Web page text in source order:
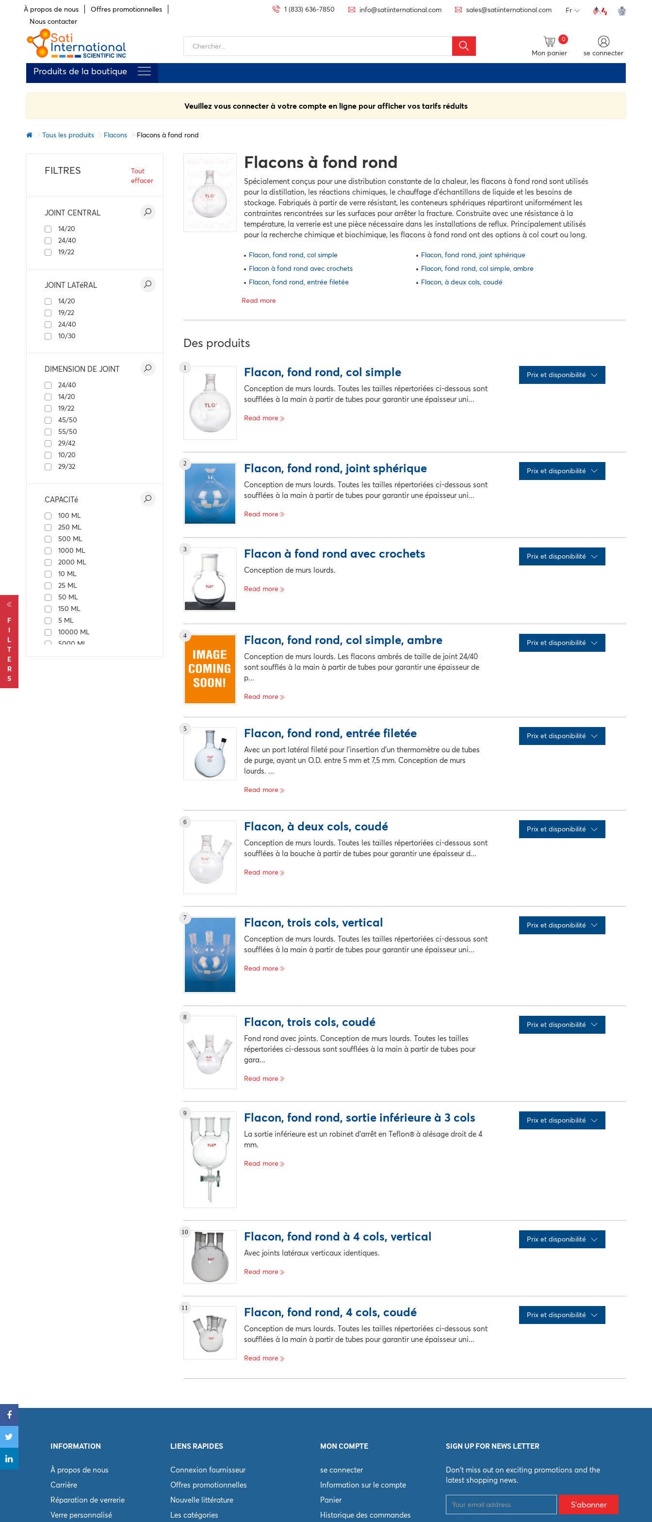
À propos de nous
Offres promotionnelles
Nous contacter
1 (833) 636-7850 info@satiinternational.com sales@satiinternational.com Fr
Mon panier
0
se connecter
Produits de la boutique
Veuillez vous connecter à votre compte en ligne pour afficher vos tarifs réduits
Tous les produits Flacons Flacons à fond rond
F
I
L
T
E
R
S
FILTRES
Tout
effacer
JOINT CENTRAL
14/20
24/40
19/22
JOINT LATéRAL
14/20
19/22
24/40
10/30
DIMENSION DE JOINT
24/40
14/20
19/22
45/50
55/50
29/42
10/20
29/32
CAPACITé
100 ML
250 ML
500 ML
1000 ML
2000 ML
10 ML
25 ML
50 ML
150 ML
5 ML
10000 ML
5000 ML
Flacons à fond rond
Spécialement conçus pour une distribution constante de la chaleur, les flacons à fond rond sont utilisés
pour la distillation, les réactions chimiques, le chauffage d'échantillons de liquide et les besoins de
stockage. Fabriqués à partir de verre résistant, les conteneurs sphériques répartiront uniformément les
contraintes rencontrées sur les surfaces pour arrêter la fracture. Construite avec une résistance à la
température, la verrerie est une pièce nécessaire dans les installations de reflux. Principalement utilisés
pour la recherche chimique et biochimique, les flacons à fond rond ont des options à col court ou long.
Flacon, fond rond, col simple
Flacon, fond rond, joint sphérique
Flacon à fond rond avec crochets
Flacon, fond rond, col simple, ambre
Flacon, fond rond, entrée filetée
Flacon, à deux cols, coudé
Read more
Des produits
1 Flacon, fond rond, col simple
Conception de murs lourds. Toutes les tailles répertoriées ci-dessous sont
soufflées à la main à partir de tubes pour garantir une épaisseur uni...
Read more
Prix ​​et disponibilité
Aucun enregistrement disponible
2 Flacon, fond rond, joint sphérique
Conception de murs lourds. Toutes les tailles répertoriées ci-dessous sont
soufflées à la main à partir de tubes pour garantir une épaisseur uni...
Read more
Prix ​​et disponibilité
3 Flacon à fond rond avec crochets
Conception de murs lourds.
Read more
Prix ​​et disponibilité
Aucun enregistrement disponible
4 Flacon, fond rond, col simple, ambre
Conception de murs lourds. Les flacons ambrés de taille de joint 24/40
sont soufflés à la main à partir de tubes pour garantir une épaisseur de
p...
Read more
Prix ​​et disponibilité
Aucun enregistrement disponible
5 Flacon, fond rond, entrée filetée
Avec un port latéral fileté pour l'insertion d'un thermomètre ou de tubes
de purge, ayant un O.D. entre 5 mm et 7,5 mm. Conception de murs
lourds. ...
Read more
Prix ​​et disponibilité
Aucun enregistrement disponible
6 Flacon, à deux cols, coudé
Conception de murs lourds. Toutes les tailles répertoriées ci-dessous sont
soufflées à la bouche à partir de tubes pour garantir une épaisseur d...
Read more
Prix ​​et disponibilité
Aucun enregistrement disponible
7 Flacon, trois cols, vertical
Conception de murs lourds. Toutes les tailles répertoriées ci-dessous sont
soufflées à la main à partir de tubes pour garantir une épaisseur uni...
Read more
Prix ​​et disponibilité
Aucun enregistrement disponible
8 Flacon, trois cols, coudé
Fond rond avec joints. Conception de murs lourds. Toutes les tailles
répertoriées ci-dessous sont soufflées à la main à partir de tubes pour
gara...
Read more
Prix ​​et disponibilité
Aucun enregistrement disponible
9 Flacon, fond rond, sortie inférieure à 3 cols
La sortie inférieure est un robinet d'arrêt en Teflon® à alésage droit de 4
mm.
Read more
Prix ​​et disponibilité
Aucun enregistrement disponible
10 Flacon, fond rond à 4 cols, vertical
Avec joints latéraux verticaux identiques.
Read more
Prix ​​et disponibilité
Aucun enregistrement disponible
11 Flacon, fond rond, 4 cols, coudé
Conception de murs lourds. Toutes les tailles répertoriées ci-dessous sont
soufflées à la main à partir de tubes pour garantir une épaisseur uni...
Read more
Prix ​​et disponibilité
INFORMATION
À propos de nous
Carrière
Réparation de verrerie
Verre personnalisé
LIENS RAPIDES
Connexion fournisseur
Offres promotionnelles
Nouvelle littérature
Les catégories
MON COMPTE
se connecter
Information sur le compte
Panier
Historique des commandes
SIGN UP FOR NEWS LETTER
Don't miss out on exciting promotions and the
latest shopping news.
S'abonner